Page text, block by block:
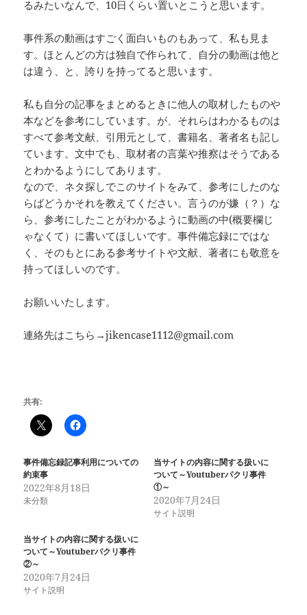
るみたいなんで、10日くらい置いとこうと思います。
事件系の動画はすごく面白いものもあって、私も見ま
す。ほとんどの方は独自で作られて、自分の動画は他と
は違う、と、誇りを持ってると思います。
私も自分の記事をまとめるときに他人の取材したものや
本などを参考にしています。が、それらはわかるものは
すべて参考文献、引用元として、書籍名、著者名も記し
ています。文中でも、取材者の言葉や推察はそうである
とわかるようにしてあります。
なので、ネタ探しでこのサイトをみて、参考にしたのな
らばどうかそれを教えてください。言うのが嫌（？）な
ら、参考にしたことがわかるように動画の中(概要欄じ
ゃなくて）に書いてほしいです。事件備忘録にではな
く、そのもとにある参考サイトや文献、著者にも敬意を
持ってほしいのです。
お願いいたします。
連絡先はこちら→jikencase1112@gmail.com
共有:
事件備忘録記事利用についての
約束事
2022年8月18日
未分類
当サイトの内容に関する扱いに
ついて～Youtuberパクリ事件
①～
2020年7月24日
サイト説明
当サイトの内容に関する扱いに
ついて～Youtuberパクリ事件
②～
2020年7月24日
サイト説明